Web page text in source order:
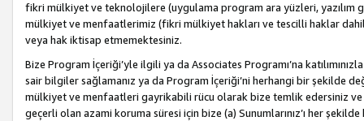
fikri mülkiyet ve teknolojilere (uygulama program ara yüzleri,
mülkiyet ve menfaatlerimiz (fikri mülkiyet hakları ve tescilli haklar
veya hak iktisap etmemektesiniz.
Bize Program İçeriği’yle ilgili ya da Associates Programı’na
sair bilgiler sağlamanız ya da Program İçeriği’ni herhangi bir şekilde
mülkiyet ve menfaatleri gayrikabili rücu olarak bize temlik edersiniz ve
geçerli olan azami koruma süresi için bize (a) Sunumlarınız’ı her